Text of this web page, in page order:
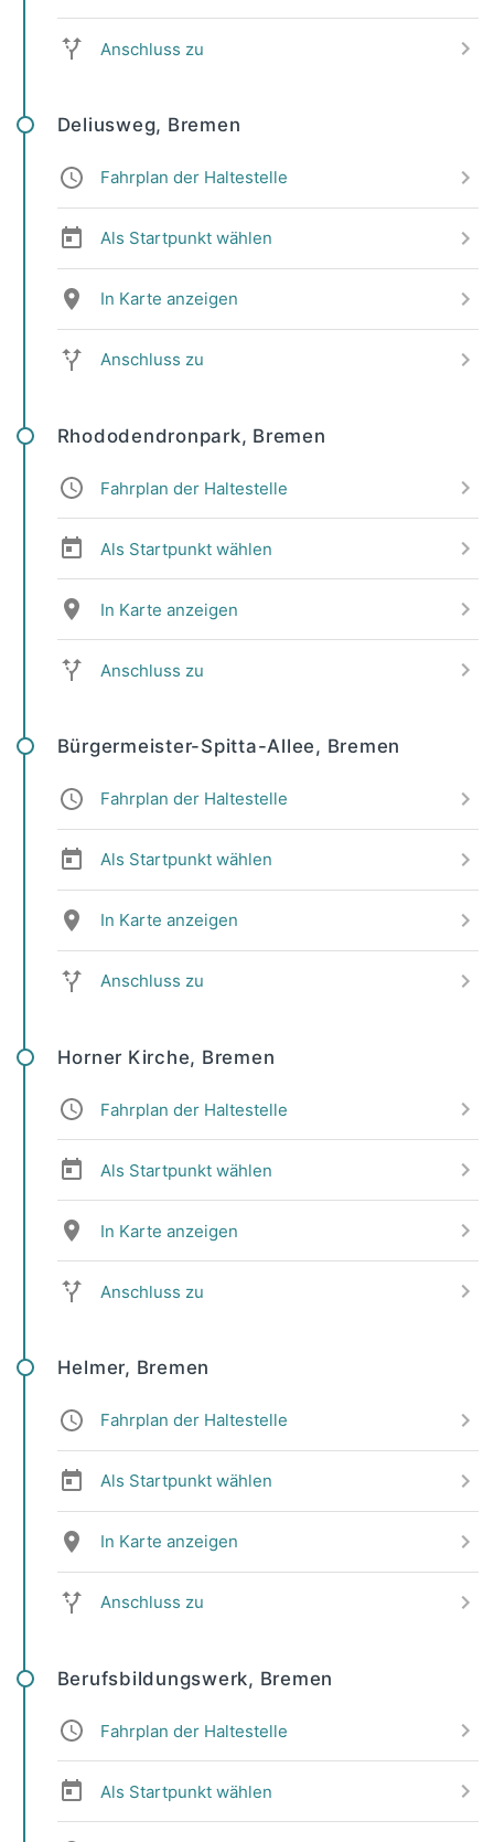
Anschluss zu
Deliusweg, Bremen
Fahrplan der Haltestelle
Als Startpunkt wählen
In Karte anzeigen
Anschluss zu
Rhododendronpark, Bremen
Fahrplan der Haltestelle
Als Startpunkt wählen
In Karte anzeigen
Anschluss zu
Bürgermeister-Spitta-Allee, Bremen
Fahrplan der Haltestelle
Als Startpunkt wählen
In Karte anzeigen
Anschluss zu
Horner Kirche, Bremen
Fahrplan der Haltestelle
Als Startpunkt wählen
In Karte anzeigen
Anschluss zu
Helmer, Bremen
Fahrplan der Haltestelle
Als Startpunkt wählen
In Karte anzeigen
Anschluss zu
Berufsbildungswerk, Bremen
Fahrplan der Haltestelle
Als Startpunkt wählen